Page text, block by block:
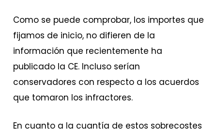
Como se puede comprobar, los importes que
fijamos de inicio, no difieren de la
información que recientemente ha
publicado la CE. Incluso serían
conservadores con respecto a los acuerdos
que tomaron los infractores.
En cuanto a la cuantía de estos sobrecostes